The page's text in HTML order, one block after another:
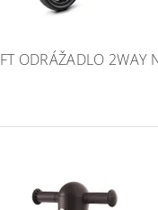
ODRÁŽADLO 2WAY